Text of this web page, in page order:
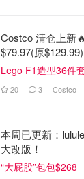
Costco 清仓上新
$79.97(原$129.99)
Lego F1造型36件
20 3 Costco
本周已更新：
大改版！
“大屁股”包包$268